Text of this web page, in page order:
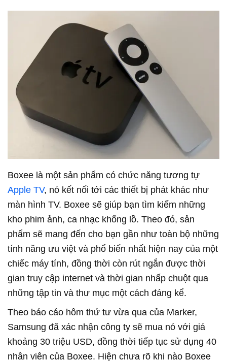
Boxee là một sản phẩm có chức năng tương tự
Apple TV, nó kết nối tới các thiết bị phát khác như
màn hình TV. Boxee sẽ giúp bạn tìm kiếm những
kho phim ảnh, ca nhạc khổng lồ. Theo đó, sản
phẩm sẽ mang đến cho bạn gần như toàn bộ những
tính năng ưu việt và phổ biến nhất hiện nay của một
chiếc máy tính, đồng thời còn rút ngắn được thời
gian truy cập internet và thời gian nhấp chuột qua
những tập tin và thư mục một cách đáng kể.
Theo báo cáo hôm thứ tư vừa qua của Marker,
Samsung đã xác nhận công ty sẽ mua nó với giá
khoảng 30 triệu USD, đồng thời tiếp tục sử dụng 40
nhân viên của Boxee. Hiện chưa rõ khi nào Boxee